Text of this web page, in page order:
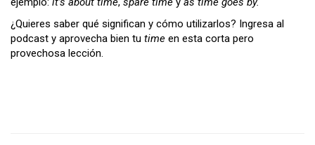
¿Quieres saber qué significan y cómo utilizarlos? Ingresa al
podcast y aprovecha bien tu time en esta corta pero
provechosa lección.